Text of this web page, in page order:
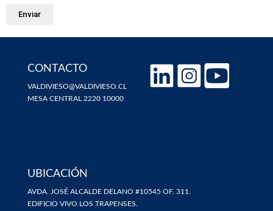
CONTACTO
VALDIVIESO@VALDIVIESO.CL
MESA CENTRAL 2220 10000
UBICACIÓN
AVDA. JOSÉ ALCALDE DELANO #10545 OF. 311.
EDIFICIO VIVO LOS TRAPENSES.